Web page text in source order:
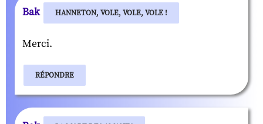
Bak HANNETON, VOLE, VOLE, VOLE !
Merci.
RÉPONDRE